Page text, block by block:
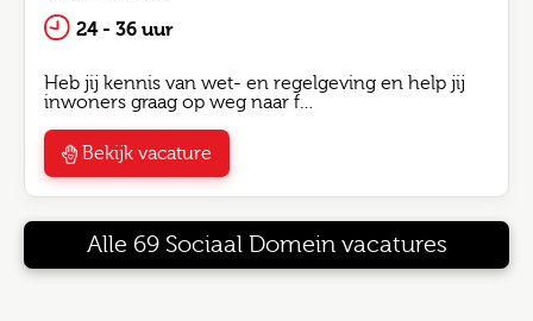
24 - 36 uur
Heb jij kennis van wet- en regelgeving en help jij
inwoners graag op weg naar f…
Bekijk vacature
Alle 69 Sociaal Domein vacatures